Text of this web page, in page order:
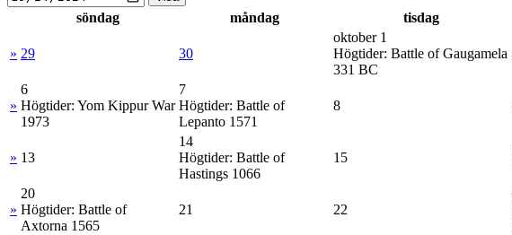
söndag måndag tisdag
» 29 30
oktober 1
Högtider: Battle of Gaugamela
331 BC
»
6
Högtider: Yom Kippur War
1973
7
Högtider: Battle of
Lepanto 1571
8
» 13
14
Högtider: Battle of
Hastings 1066
15
»
20
Högtider: Battle of
Axtorna 1565
21 22